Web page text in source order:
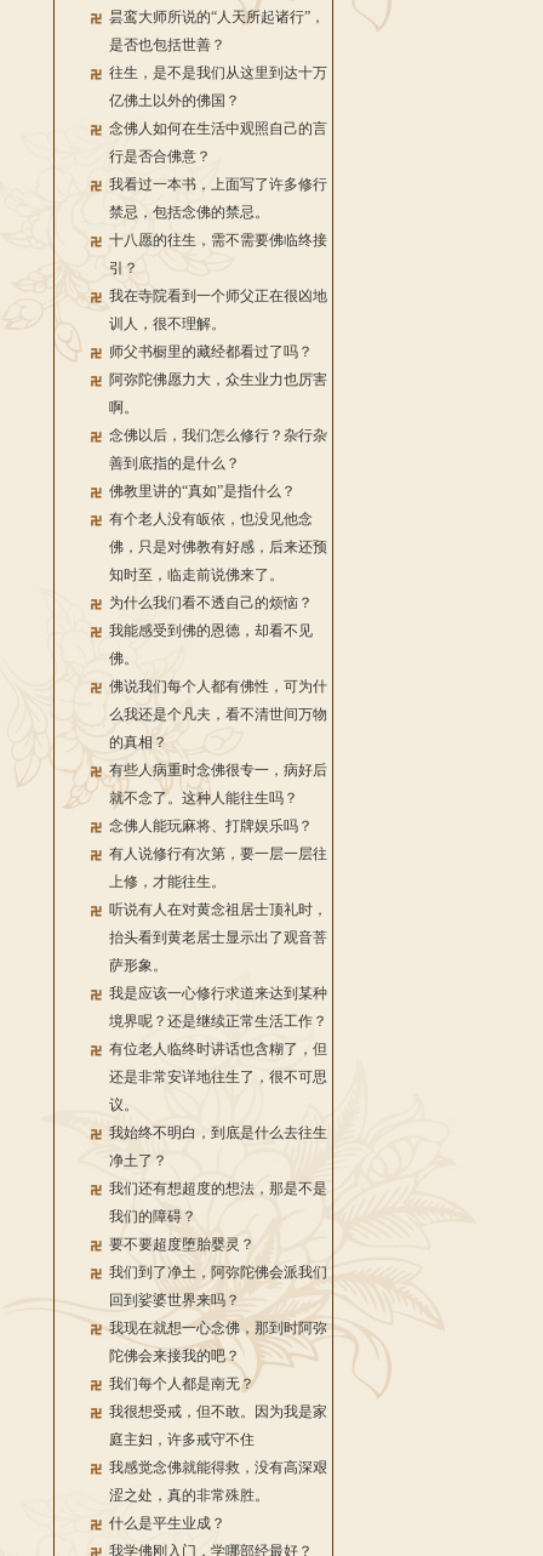
昙鸾大师所说的“人天所起诸行”，
是否也包括世善？
往生，是不是我们从这里到达十万
亿佛土以外的佛国？
念佛人如何在生活中观照自己的言
行是否合佛意？
我看过一本书，上面写了许多修行
禁忌，包括念佛的禁忌。
十八愿的往生，需不需要佛临终接
引？
我在寺院看到一个师父正在很凶地
训人，很不理解。
师父书橱里的藏经都看过了吗？
阿弥陀佛愿力大，众生业力也厉害
啊。
念佛以后，我们怎么修行？杂行杂
善到底指的是什么？
佛教里讲的“真如”是指什么？
有个老人没有皈依，也没见他念
佛，只是对佛教有好感，后来还预
知时至，临走前说佛来了。
为什么我们看不透自己的烦恼？
我能感受到佛的恩德，却看不见
佛。
佛说我们每个人都有佛性，可为什
么我还是个凡夫，看不清世间万物
的真相？
有些人病重时念佛很专一，病好后
就不念了。这种人能往生吗？
念佛人能玩麻将、打牌娱乐吗？
有人说修行有次第，要一层一层往
上修，才能往生。
听说有人在对黄念祖居士顶礼时，
抬头看到黄老居士显示出了观音菩
萨形象。
我是应该一心修行求道来达到某种
境界呢？还是继续正常生活工作？
有位老人临终时讲话也含糊了，但
还是非常安详地往生了，很不可思
议。
我始终不明白，到底是什么去往生
净土了？
我们还有想超度的想法，那是不是
我们的障碍？
要不要超度堕胎婴灵？
我们到了净土，阿弥陀佛会派我们
回到娑婆世界来吗？
我现在就想一心念佛，那到时阿弥
陀佛会来接我的吧？
我们每个人都是南无？
我很想受戒，但不敢。因为我是家
庭主妇，许多戒守不住
我感觉念佛就能得救，没有高深艰
涩之处，真的非常殊胜。
什么是平生业成？
我学佛刚入门，学哪部经最好？